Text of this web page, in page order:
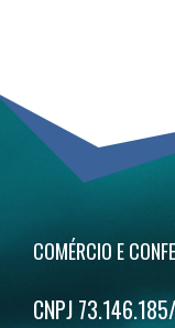
COMÉRCIO E
CNPJ